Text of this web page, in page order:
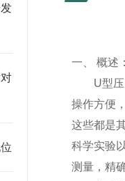
一、 概述
U型压力
操作方便
这些都是
科学实验
测量，精